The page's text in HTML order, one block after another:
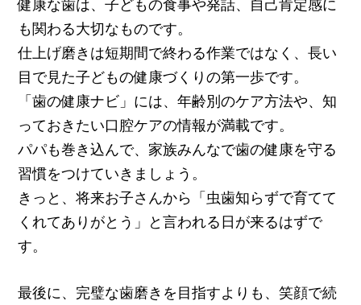
健康な歯は、子どもの食事や発話、自己肯定感に
も関わる大切なものです。
仕上げ磨きは短期間で終わる作業ではなく、長い
目で見た子どもの健康づくりの第一歩です。
「歯の健康ナビ」には、年齢別のケア方法や、知
っておきたい口腔ケアの情報が満載です。
パパも巻き込んで、家族みんなで歯の健康を守る
習慣をつけていきましょう。
きっと、将来お子さんから「虫歯知らずで育てて
くれてありがとう」と言われる日が来るはずで
す。
最後に、完璧な歯磨きを目指すよりも、笑顔で続